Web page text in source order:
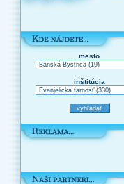
mesto
inštitúcia